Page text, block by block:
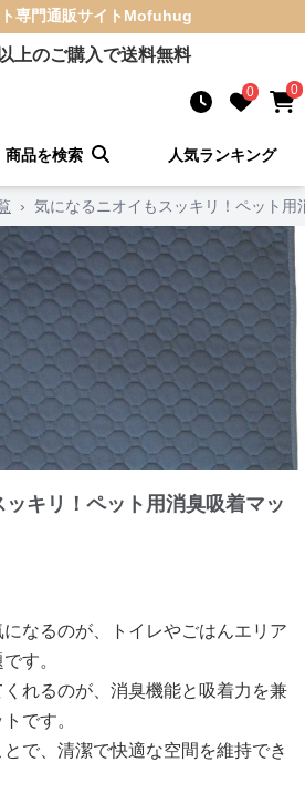
専門通販サイト Mofuhug
上のご購入で送料無料
0 0
商品を検索 人気ランキング
› 気になるニオイもスッキリ！ペット用
キリ！ペット用消臭吸着マッ
なるのが、トイレやごはんエリア
す。
れるのが、消臭機能と吸着力を兼
です。
で、清潔で快適な空間を維持でき